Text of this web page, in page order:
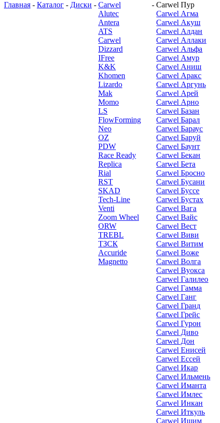
Главная - Каталог - Диски - Carwel
Alutec
Antera
ATS
Carwel
Dizzard
IFree
K&K
Khomen
Lizardo
Mak
Momo
LS
FlowForming
Neo
OZ
PDW
Race Ready
Replica
Rial
RST
SKAD
Tech-Line
Venti
Zoom Wheel
ORW
TREBL
ТЗСК
Accuride
Magnetto
-Carwel Пур
Carwel Агма
Carwel Акуш
Carwel Алдан
Carwel Аллаки
Carwel Альфа
Carwel Амур
Carwel Аниш
Carwel Аракс
Carwel Аргунь
Carwel Арей
Carwel Арно
Carwel Базан
Carwel Барал
Carwel Бараус
Carwel Баруй
Carwel Баунт
Carwel Бекан
Carwel Бета
Carwel Бросно
Carwel Бусани
Carwel Буссе
Carwel Бустах
Carwel Вага
Carwel Вайс
Carwel Вест
Carwel Виви
Carwel Витим
Carwel Воже
Carwel Волга
Carwel Вуокса
Carwel Галилео
Carwel Гамма
Carwel Ганг
Carwel Гранд
Carwel Грейс
Carwel Гурон
Carwel Диво
Carwel Дон
Carwel Енисей
Carwel Ессей
Carwel Икар
Carwel Ильмень
Carwel Иманта
Carwel Имлес
Carwel Инкан
Carwel Иткуль
Carwel Ишим